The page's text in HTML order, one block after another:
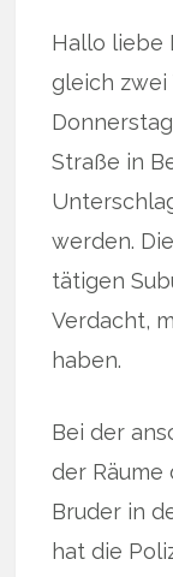
Hallo liebe
gleich
Straße in
werden.
tätigen
Verdacht,
haben.
Bei der
der Räume
Bruder in
hat die